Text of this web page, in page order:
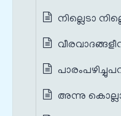
നില്ലെടാ
അന്നു